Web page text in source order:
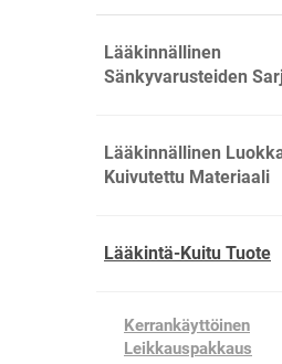
Lääkinnällinen
Sänkyvarusteiden
Lääkinnällinen
Kuivutettu Materiaali
Lääkintä-Kuitu Tuote
Kerrankäyttöinen
Leikkauspakkaus